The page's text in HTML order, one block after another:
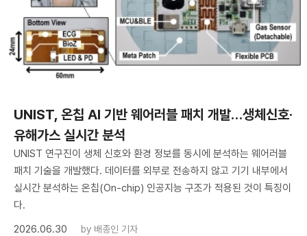
UNIST, 온칩 AI 기반 웨어러블 패치 개발…생체신호·
유해가스 실시간 분석
UNIST 연구진이 생체 신호와 환경 정보를 동시에 분석하는 웨어러블
패치 기술을 개발했다. 데이터를 외부로 전송하지 않고 기기 내부에서
실시간 분석하는 온칩(On-chip) 인공지능 구조가 적용된 것이 특징이
다.
2026.06.30
by 배종인 기자